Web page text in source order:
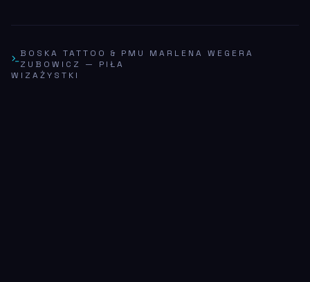
BOSKA TATTOO & PMU MARLENA WEGERA
ZUBOWICZ
— PIŁA
WIZAŻYSTKI